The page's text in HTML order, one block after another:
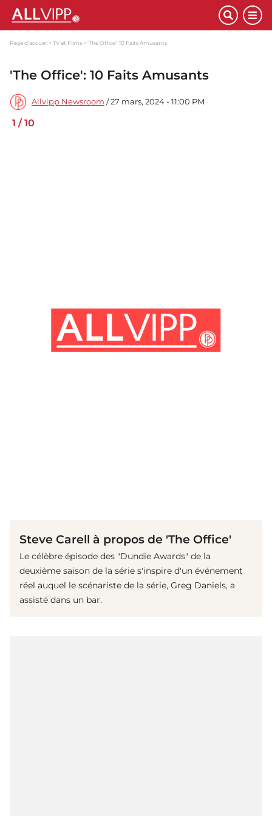
Page d'accueil TV et Films 'The Office': 10 Faits Amusants
'The Office': 10 Faits Amusants
Allvipp Newsroom / 27 mars, 2024 - 11:00 PM
1 /10
Steve Carell à propos de 'The Office'
Le célèbre épisode des "Dundie Awards" de la
deuxième saison de la série s'inspire d'un événement
réel auquel le scénariste de la série, Greg Daniels, a
assisté dans un bar.